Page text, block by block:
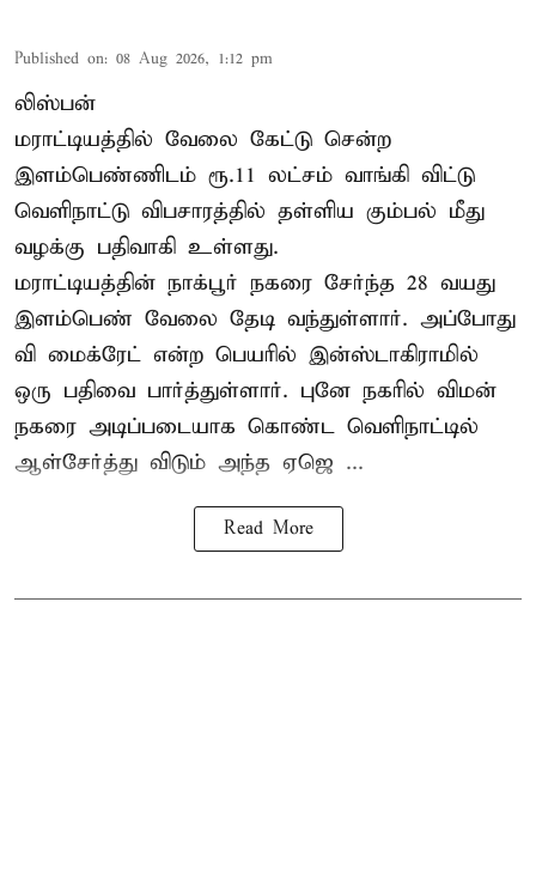
Published on: 08 Aug 2026, 1:12 pm
லிஸ்பன்
மராட்டியத்தில் வேலை கேட்டு சென்ற
இளம்பெண்ணிடம் ரூ.11 லட்சம் வாங்கி விட்டு
வெளிநாட்டு விபசாரத்தில் தள்ளிய கும்பல் மீது
வழக்கு பதிவாகி உள்ளது.
மராட்டியத்தின் நாக்பூர் நகரை சேர்ந்த 28 வயது
இளம்பெண் வேலை தேடி வந்துள்ளார். அப்போது
வி மைக்ரேட் என்ற பெயரில் இன்ஸ்டாகிராமில்
ஒரு பதிவை பார்த்துள்ளார். புனே நகரில் விமன்
நகரை அடிப்படையாக கொண்ட வெளிநாட்டில்
ஆள்சேர்த்து விடும் அந்த ஏஜெ ...
Read More